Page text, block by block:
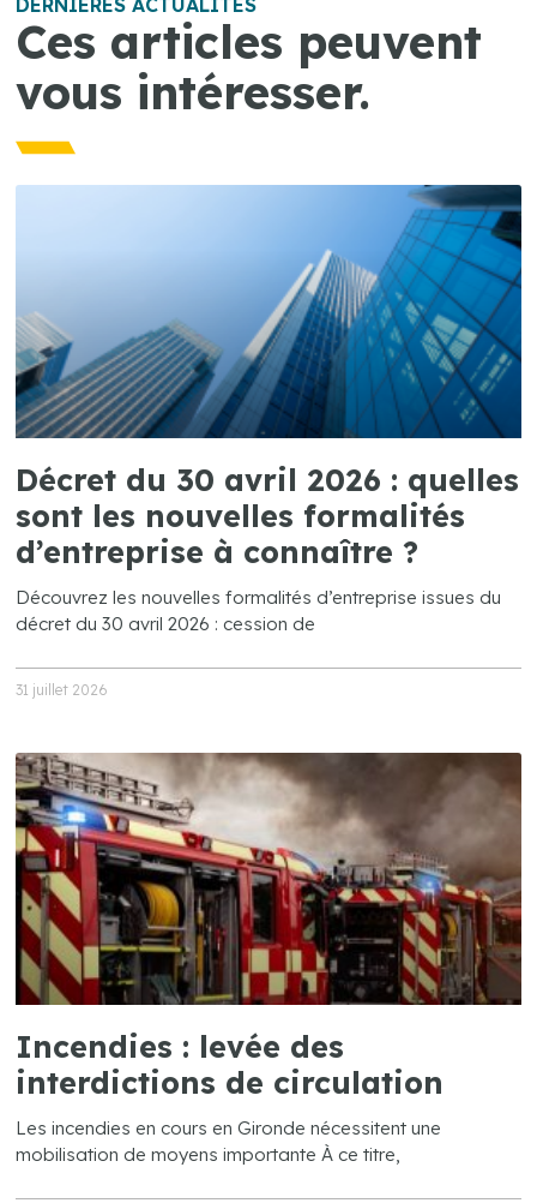
DERNIÈRES ACTUALITÉS
Ces articles peuvent
vous intéresser.
Décret du 30 avril 2026 : quelles
sont les nouvelles formalités
d’entreprise à connaître ?
Découvrez les nouvelles formalités d’entreprise issues du
décret du 30 avril 2026 : cession de
31 juillet 2026
Incendies : levée des
interdictions de circulation
Les incendies en cours en Gironde nécessitent une
mobilisation de moyens importante À ce titre,